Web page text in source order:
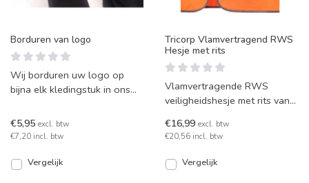
Borduren van logo
Wij borduren uw logo op
bijna elk kledingstuk in ons
krijgt hierdoor e
€5,95 excl. btw
€7,20 incl. btw
Vergelijk
Tricorp Vlamvertragend RWS
Hesje met rits
Vlamvertragende RWS
veiligheidshesje met rits van
Beschikt over gestikte
€16,99 excl. btw
€20,56 incl. btw
Vergelijk